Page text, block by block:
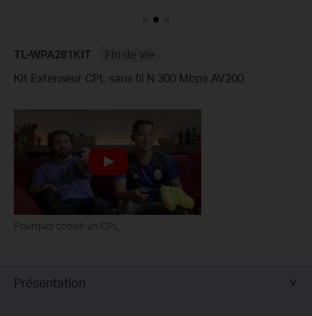
TL-WPA281KIT
Fin de vie
Kit Extenseur CPL sans fil N 300 Mbps AV200
Pourquoi choisir un CPL
Présentation